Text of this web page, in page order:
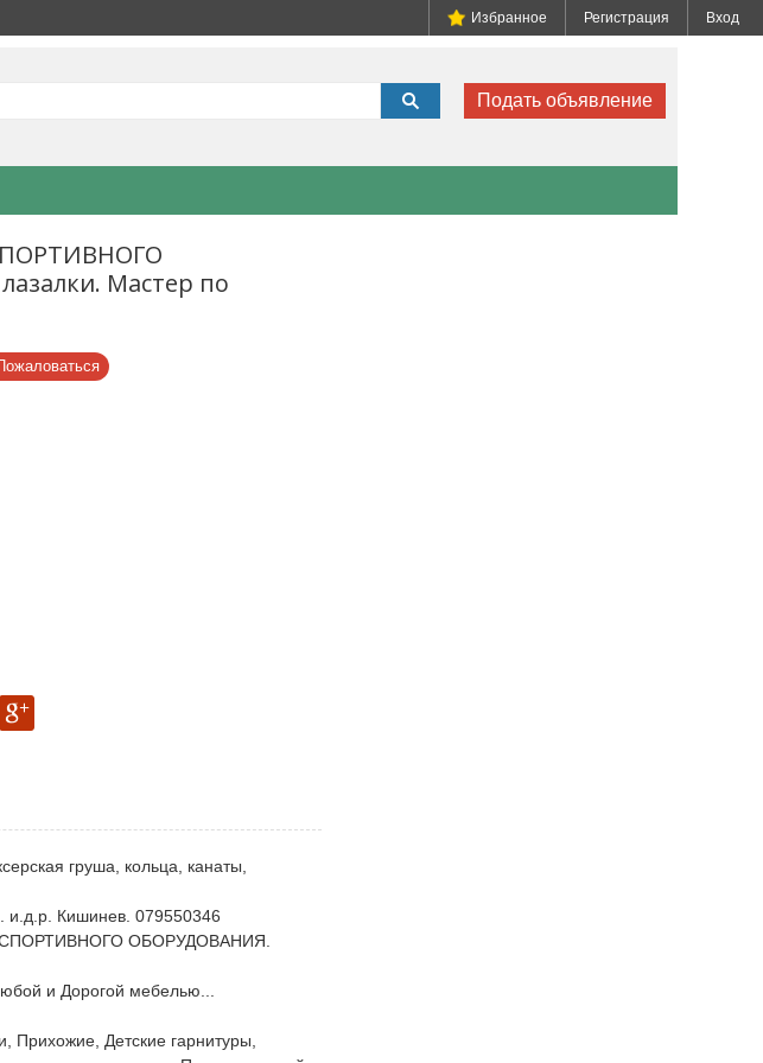
Подать объявление
Мастер по
груша, кольца, канаты,
и.д.р. Кишинев. 079550346
СПОРТИВНОГО ОБОРУДОВАНИЯ.
и Дорогой мебелью...
Прихожие, Детские гарнитуры,
Избранное Регистрация Вход